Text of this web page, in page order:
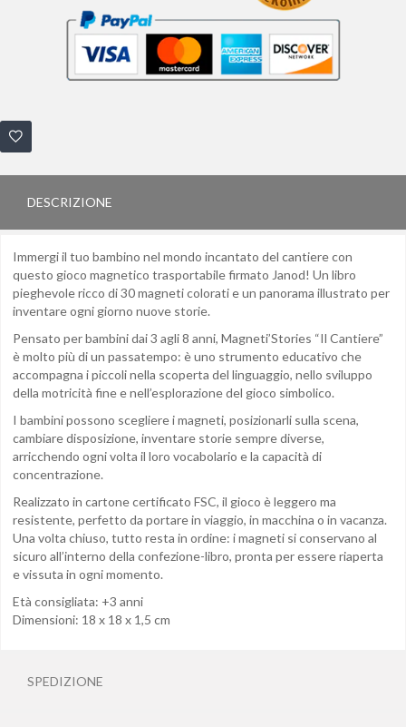
DESCRIZIONE
Immergi il tuo bambino nel mondo incantato del cantiere con
questo gioco magnetico trasportabile firmato Janod! Un libro
pieghevole ricco di 30 magneti colorati e un panorama illustrato per
inventare ogni giorno nuove storie.
Pensato per bambini dai 3 agli 8 anni, Magneti’Stories “Il Cantiere”
è molto più di un passatempo: è uno strumento educativo che
accompagna i piccoli nella scoperta del linguaggio, nello sviluppo
della motricità fine e nell’esplorazione del gioco simbolico.
I bambini possono scegliere i magneti, posizionarli sulla scena,
cambiare disposizione, inventare storie sempre diverse,
arricchendo ogni volta il loro vocabolario e la capacità di
concentrazione.
Realizzato in cartone certificato FSC, il gioco è leggero ma
resistente, perfetto da portare in viaggio, in macchina o in vacanza.
Una volta chiuso, tutto resta in ordine: i magneti si conservano al
sicuro all’interno della confezione-libro, pronta per essere riaperta
e vissuta in ogni momento.
Età consigliata: +3 anni
Dimensioni: 18 x 18 x 1,5 cm
SPEDIZIONE